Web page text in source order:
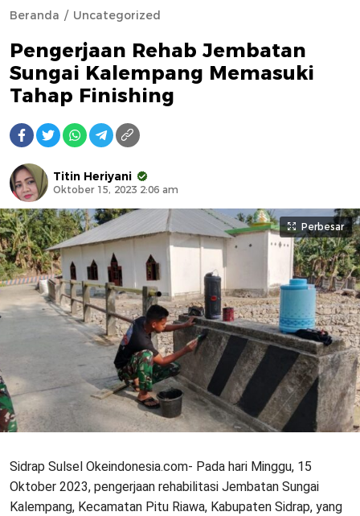
Beranda Uncategorized
Pengerjaan Rehab Jembatan
Sungai Kalempang Memasuki
Tahap Finishing
Titin Heriyani
Oktober 15, 2023 2:06 am
Perbesar
Sidrap Sulsel Okeindonesia.com- Pada hari Minggu, 15
Oktober 2023, pengerjaan rehabilitasi Jembatan Sungai
Kalempang, Kecamatan Pitu Riawa, Kabupaten Sidrap, yang